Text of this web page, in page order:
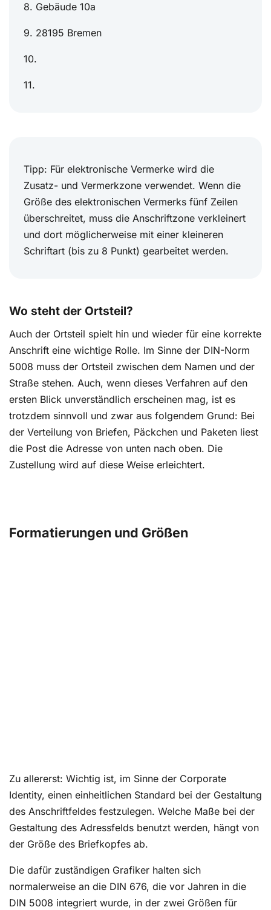
8. Gebäude 10a
9. 28195 Bremen
10.
11.
Tipp: Für elektronische Vermerke wird die
Zusatz- und Vermerkzone verwendet. Wenn die
Größe des elektronischen Vermerks fünf Zeilen
überschreitet, muss die Anschriftzone verkleinert
und dort möglicherweise mit einer kleineren
Schriftart (bis zu 8 Punkt) gearbeitet werden.
Wo steht der Ortsteil?
Auch der Ortsteil spielt hin und wieder für eine korrekte
Anschrift eine wichtige Rolle. Im Sinne der DIN-Norm
5008 muss der Ortsteil zwischen dem Namen und der
Straße stehen. Auch, wenn dieses Verfahren auf den
ersten Blick unverständlich erscheinen mag, ist es
trotzdem sinnvoll und zwar aus folgendem Grund: Bei
der Verteilung von Briefen, Päckchen und Paketen liest
die Post die Adresse von unten nach oben. Die
Zustellung wird auf diese Weise erleichtert.
Formatierungen und Größen
Zu allererst: Wichtig ist, im Sinne der Corporate
Identity, einen einheitlichen Standard bei der Gestaltung
des Anschriftfeldes festzulegen. Welche Maße bei der
Gestaltung des Adressfelds benutzt werden, hängt von
der Größe des Briefkopfes ab.
Die dafür zuständigen Grafiker halten sich
normalerweise an die DIN 676, die vor Jahren in die
DIN 5008 integriert wurde, in der zwei Größen für